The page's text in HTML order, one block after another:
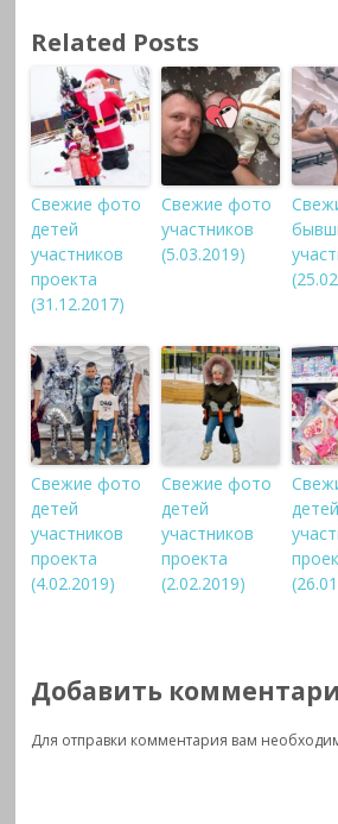
Related Posts
Свежие фото
детей
участников
проекта
(31.12.2017)
Свежие фото
участников
(5.03.2019)
Свежие фото
детей
участников
проекта
(4.02.2019)
Свежие фото
детей
участников
проекта
(2.02.2019)
детей
Добавить
Для отправки комментария вам